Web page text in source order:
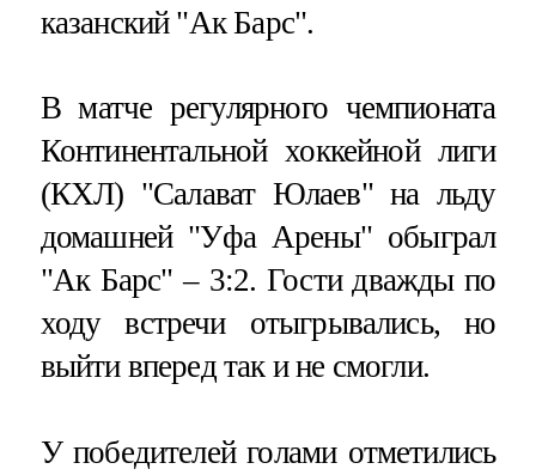
казанский "Ак Барс".
В матче регулярного чемпионата
Континентальной хоккейной лиги
(КХЛ) "Салават Юлаев" на льду
домашней "Уфа Арены" обыграл
"Ак Барс" – 3:2. Гости дважды по
ходу встречи отыгрывались, но
выйти вперед так и не смогли.
У победителей голами отметились